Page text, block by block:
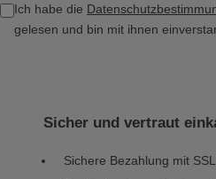
Ich habe die
gelesen und bin mit ihnen
Sicher und vertraut
Sichere Bezahlung mit